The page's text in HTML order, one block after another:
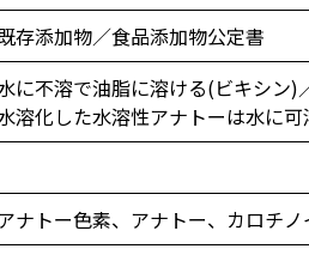
存添加物／食品添加物公定書
に不溶で油脂に溶ける(ビキシン
溶化した水溶性アナトーは水に
ナトー色素、アナトー、カロチ